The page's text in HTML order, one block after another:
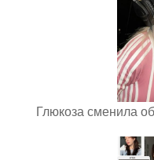
Глюкоза сменила